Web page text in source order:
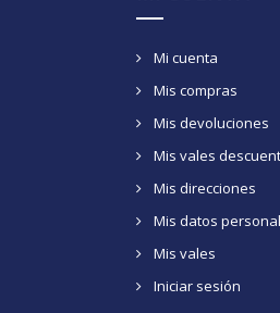
Mi cuenta
Mis compras
Mis devoluciones
Mis vales
Mis direcciones
Mis datos
Mis vales
Iniciar sesión